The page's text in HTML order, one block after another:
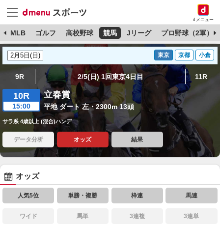
dメニュー
MLB ゴルフ 高校野球 競馬 Jリーグ プロ野球（2軍）
東京 京都 小倉
9R 2/5(日) 1回東京4日目 11R
10R
15:00
立春賞
平地 ダート 左・2300m 13頭
サラ系 4歳以上 (混合)ハンデ
データ分析 オッズ 結果
オッズ
人気5位 単勝・複勝 枠連 馬連
ワイド 馬単 3連複 3連単